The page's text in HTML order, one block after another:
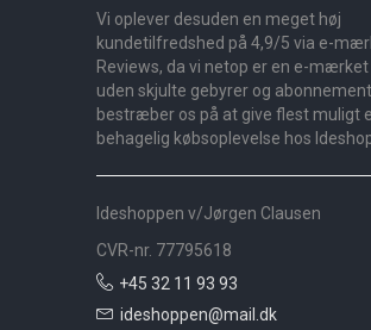
Vi oplever desuden en meget høj
kundetilfredshed på 4,9/5 via e-
Reviews, da vi netop er en e-
uden skjulte gebyrer og
bestræber os på at give flest muligt
behagelig købsoplevelse hos
Ideshoppen v/Jørgen Clausen
CVR-nr. 77795618
+45 32 11 93 93
ideshoppen@mail.dk